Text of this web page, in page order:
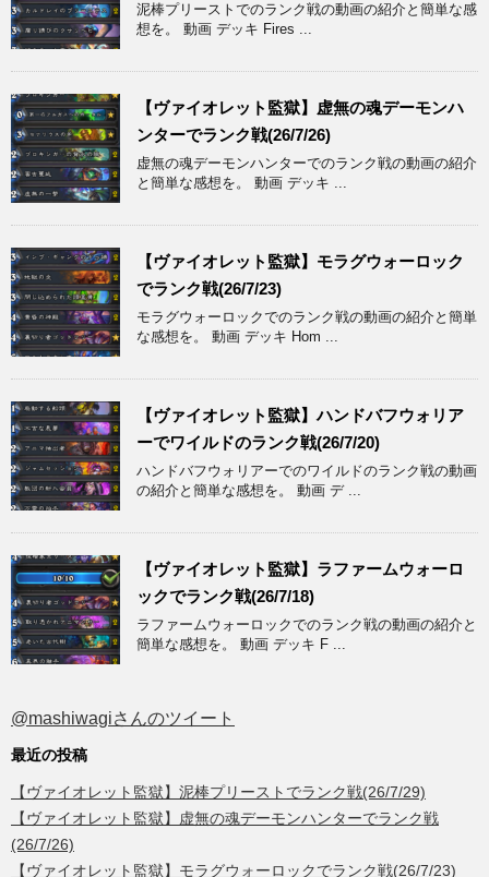
泥棒プリーストでのランク戦の動画の紹介と簡単な感
想を。 動画 デッキ Fires ...
【ヴァイオレット監獄】虚無の魂デーモンハ
ンターでランク戦(26/7/26)
虚無の魂デーモンハンターでのランク戦の動画の紹介
と簡単な感想を。 動画 デッキ ...
【ヴァイオレット監獄】モラグウォーロック
でランク戦(26/7/23)
モラグウォーロックでのランク戦の動画の紹介と簡単
な感想を。 動画 デッキ Hom ...
【ヴァイオレット監獄】ハンドバフウォリア
ーでワイルドのランク戦(26/7/20)
ハンドバフウォリアーでのワイルドのランク戦の動画
の紹介と簡単な感想を。 動画 デ ...
【ヴァイオレット監獄】ラファームウォーロ
ックでランク戦(26/7/18)
ラファームウォーロックでのランク戦の動画の紹介と
簡単な感想を。 動画 デッキ F ...
@mashiwagiさんのツイート
最近の投稿
【ヴァイオレット監獄】泥棒プリーストでランク戦(26/7/29)
【ヴァイオレット監獄】虚無の魂デーモンハンターでランク戦
(26/7/26)
【ヴァイオレット監獄】モラグウォーロックでランク戦(26/7/23)